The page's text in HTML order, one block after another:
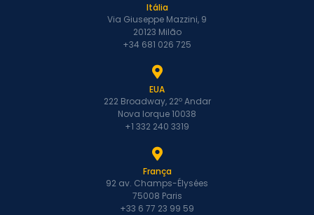
Itália
Via Giuseppe Mazzini, 9
20123 Milão
+34 681 026 725
EUA
222 Broadway, 22º Andar
Nova Iorque 10038
+1 332 240 3319
França
92 av. Champs-Élysées
75008 Paris
+33 6 77 23 99 59